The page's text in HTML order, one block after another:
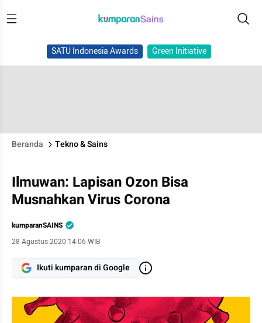
SATU Indonesia Awards Green Initiative
Beranda Tekno & Sains
Ilmuwan: Lapisan Ozon Bisa
Musnahkan Virus Corona
kumparanSAINS
28 Agustus 2020 14:06 WIB
Ikuti kumparan di Google